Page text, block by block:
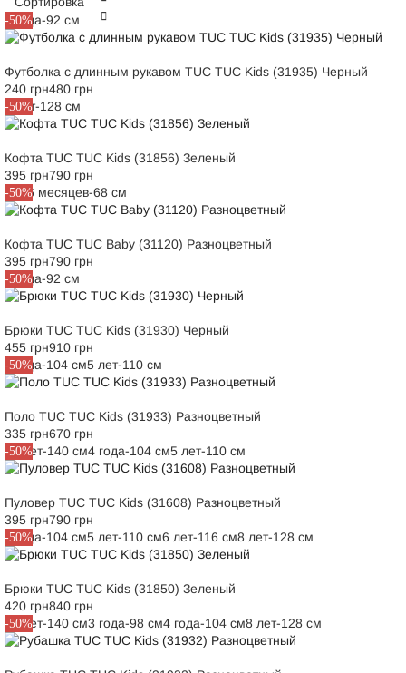
-50%
2 года-92 см
Футболка с длинным рукавом TUC TUC Kids (31935) Черный
240 грн480 грн
-50%
8 лет-128 см
Кофта TUC TUC Kids (31856) Зеленый
395 грн790 грн
-50%
M6-6 месяцев-68 см
Кофта TUC TUC Baby (31120) Разноцветный
395 грн790 грн
-50%
2 года-92 см
Брюки TUC TUC Kids (31930) Черный
455 грн910 грн
-50%
4 года-104 см5 лет-110 см
Поло TUC TUC Kids (31933) Разноцветный
335 грн670 грн
-50%
10 лет-140 см4 года-104 см5 лет-110 см
Пуловер TUC TUC Kids (31608) Разноцветный
395 грн790 грн
-50%
4 года-104 см5 лет-110 см6 лет-116 см8 лет-128 см
Брюки TUC TUC Kids (31850) Зеленый
420 грн840 грн
-50%
10 лет-140 см3 года-98 см4 года-104 см8 лет-128 см